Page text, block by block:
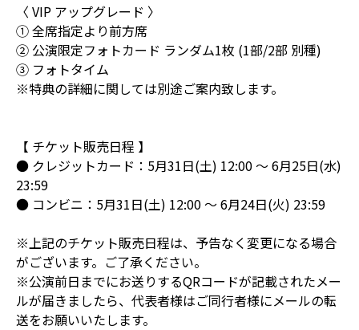
〈 VIP アップグレード 〉
① 全席指定より前方席
② 公演限定フォトカード ランダム1枚 (1部/2部 別種)
③ フォトタイム
※特典の詳細に関しては別途ご案内致します。
【 チケット販売日程 】
● クレジットカード：5月31日(土) 12:00 ～ 6月25日(水)
23:59
● コンビニ：5月31日(土) 12:00 ～ 6月24日(火) 23:59
※上記のチケット販売日程は、予告なく変更になる場合
がございます。ご了承ください。
※公演前日までにお送りするQRコードが記載されたメー
ルが届きましたら、代表者様はご同行者様にメールの転
送をお願いいたします。